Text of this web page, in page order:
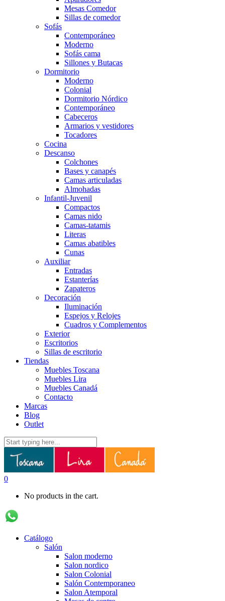
Mesas Comedor
Sillas de comedor
Sofás
Contemporáneo
Moderno
Sofás cama
Sillones y Butacas
Dormitorio
Moderno
Colonial
Dormitorio Nórdico
Contemporáneo
Cabeceros
Armarios y vestidores
Tocadores
Cocina
Descanso
Colchones
Bases y canapés
Camas articuladas
Almohadas
Infantil-Juvenil
Compactos
Camas nido
Camas-tatamis
Literas
Camas abatibles
Cunas
Auxiliar
Entradas
Estanterías
Zapateros
Decoración
Iluminación
Espejos y Relojes
Cuadros y Complementos
Exterior
Escritorios
Sillas de escritorio
Tiendas
Muebles Toscana
Muebles Lira
Muebles Canadá
Contacto
Marcas
Blog
Outlet
0
No products in the cart.
Catálogo
Salón
Salon moderno
Salon nordico
Salon Colonial
Salón Contemporaneo
Salon Atemporal